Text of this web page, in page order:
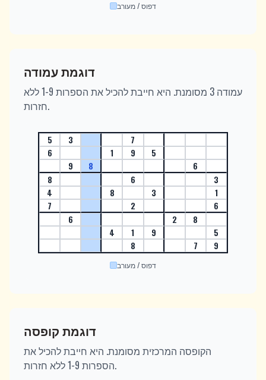
דפוס / מעורב
דוגמת עמודה
עמודה 3 מסומנת. היא חייבת להכיל את הספרות 1-9 ללא
חזרות.
5 3
7
6
1 9
5
9
8
6
8
6
3
4
8 3
1
7
2
6
6
2
8
4
1 9
5
8
7 9
דפוס / מעורב
דוגמת קופסה
הקופסה המרכזית מסומנת. היא חייבת להכיל את
הספרות 1-9 ללא חזרות.